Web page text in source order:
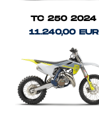
TC 250 2024
11.240,00 EUR